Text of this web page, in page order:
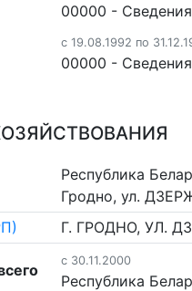
00000 -
c 19.08.1992 по
00000 -
Республика
Гродно, ул.
Г. ГРОДНО, УЛ.
c 30.11.2000
Республика